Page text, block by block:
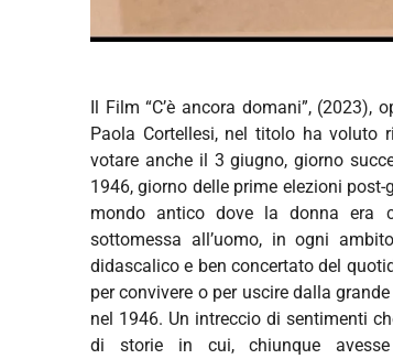
Il Film “C’è ancora domani”, (2023),
Paola Cortellesi, nel titolo ha voluto
votare anche il 3 giugno, giorno
1946, giorno delle prime elezioni
mondo antico dove la donna era
sottomessa all’uomo, in ogni
didascalico e ben concertato del
per convivere o per uscire dalla
nel 1946. Un intreccio di sentimenti
di storie in cui, chiunque